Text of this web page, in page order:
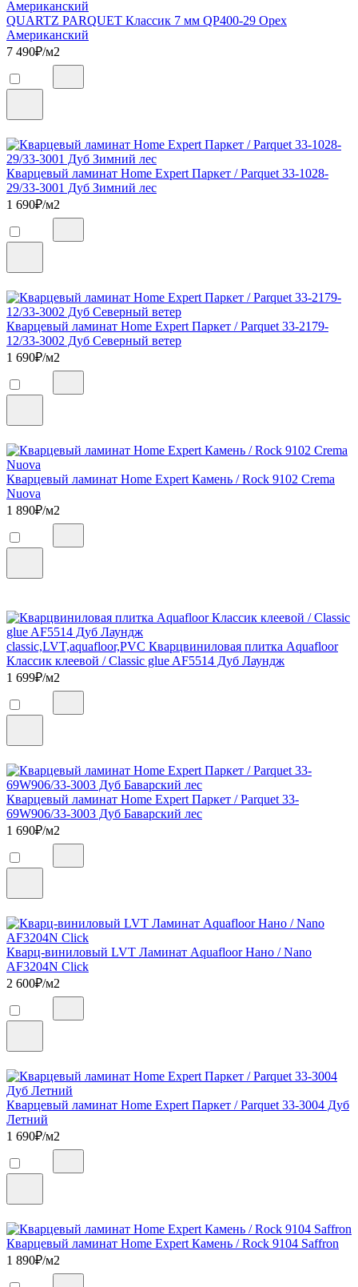
QUARTZ PARQUET Классик 7 мм QP400-29 Орех
Американский
7 490₽/м2
Кварцевый ламинат Home Expert Паркет / Parquet 33-1028-
29/33-3001 Дуб Зимний лес
1 690₽/м2
Кварцевый ламинат Home Expert Паркет / Parquet 33-2179-
12/33-3002 Дуб Северный ветер
1 690₽/м2
Кварцевый ламинат Home Expert Камень / Rock 9102 Crema
Nuova
1 890₽/м2
classic,LVT,aquafloor,PVC Кварцвиниловая плитка Aquafloor
Классик клеевой / Classic glue AF5514 Дуб Лаундж
1 699₽/м2
Кварцевый ламинат Home Expert Паркет / Parquet 33-
69W906/33-3003 Дуб Баварский лес
1 690₽/м2
Кварц-виниловый LVT Ламинат Aquafloor Нано / Nano
AF3204N Click
2 600₽/м2
Кварцевый ламинат Home Expert Паркет / Parquet 33-3004 Дуб
Летний
1 690₽/м2
Кварцевый ламинат Home Expert Камень / Rock 9104 Saffron
1 890₽/м2